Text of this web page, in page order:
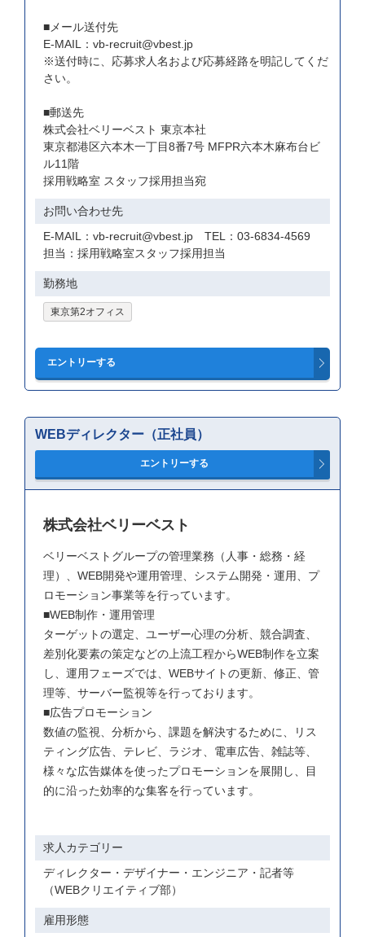
■メール送付先
E-MAIL：vb-recruit@vbest.jp
※送付時に、応募求人名および応募経路を明記してくだ
さい。
■郵送先
株式会社ベリーベスト 東京本社
東京都港区六本木一丁目8番7号 MFPR六本木麻布台ビ
ル11階
採用戦略室 スタッフ採用担当宛
お問い合わせ先
E-MAIL：vb-recruit@vbest.jp TEL：03-6834-4569
担当：採用戦略室スタッフ採用担当
勤務地
東京第2オフィス
WEBディレクター（正社員）
株式会社ベリーベスト
ベリーベストグループの管理業務（人事・総務・経
理）、WEB開発や運用管理、システム開発・運用、プ
ロモーション事業等を行っています。
■WEB制作・運用管理
ターゲットの選定、ユーザー心理の分析、競合調査、
差別化要素の策定などの上流工程からWEB制作を立案
し、運用フェーズでは、WEBサイトの更新、修正、管
理等、サーバー監視等を行っております。
■広告プロモーション
数値の監視、分析から、課題を解決するために、リス
ティング広告、テレビ、ラジオ、電車広告、雑誌等、
様々な広告媒体を使ったプロモーションを展開し、目
的に沿った効率的な集客を行っています。
求人カテゴリー
ディレクター・デザイナー・エンジニア・記者等
（WEBクリエイティブ部）
雇用形態